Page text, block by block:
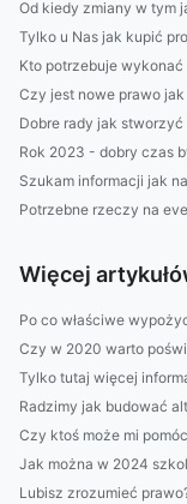
Od kiedy zmiany w tym
Tylko u Nas jak kupić
Kto potrzebuje wykonać
Czy jest nowe prawo
Dobre rady jak stworzyć
Rok 2023 - dobry czas
Szukam informacji jak
Potrzebne rzeczy na
Więcej
Po co właściwe
Czy w 2020 warto
Tylko tutaj więcej
Radzimy jak budować
Czy ktoś może mi
Jak można w 2024
Lubisz zrozumieć